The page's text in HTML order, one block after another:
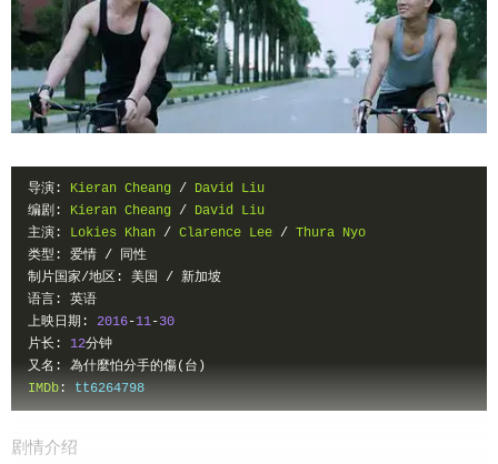
导演: Kieran Cheang / David
Liu
编剧:
Kieran Cheang / David
Liu
主演:
Lokies Khan / Clarence Lee / Thura Nyo
类型:
爱情 /
同性
制片国家/地区:
美国 / 新加坡
语言:
英语
上映日期:
2016-11-30
片长:
12分钟
又名:
為什麼怕分手的傷(台)
IMDb: tt6264798
剧情介绍